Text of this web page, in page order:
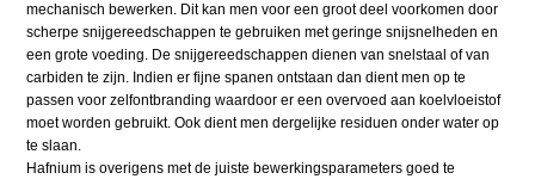
mechanisch bewerken. Dit kan men voor een groot deel voorkomen door
scherpe snijgereedschappen te gebruiken met geringe snijsnelheden en
een grote voeding. De snijgereedschappen dienen van snelstaal of van
carbiden te zijn. Indien er fijne spanen ontstaan dan dient men op te
passen voor zelfontbranding waardoor er een overvoed aan koelvloeistof
moet worden gebruikt. Ook dient men dergelijke residuen onder water op
te slaan.
Hafnium is overigens met de juiste bewerkingsparameters goed te